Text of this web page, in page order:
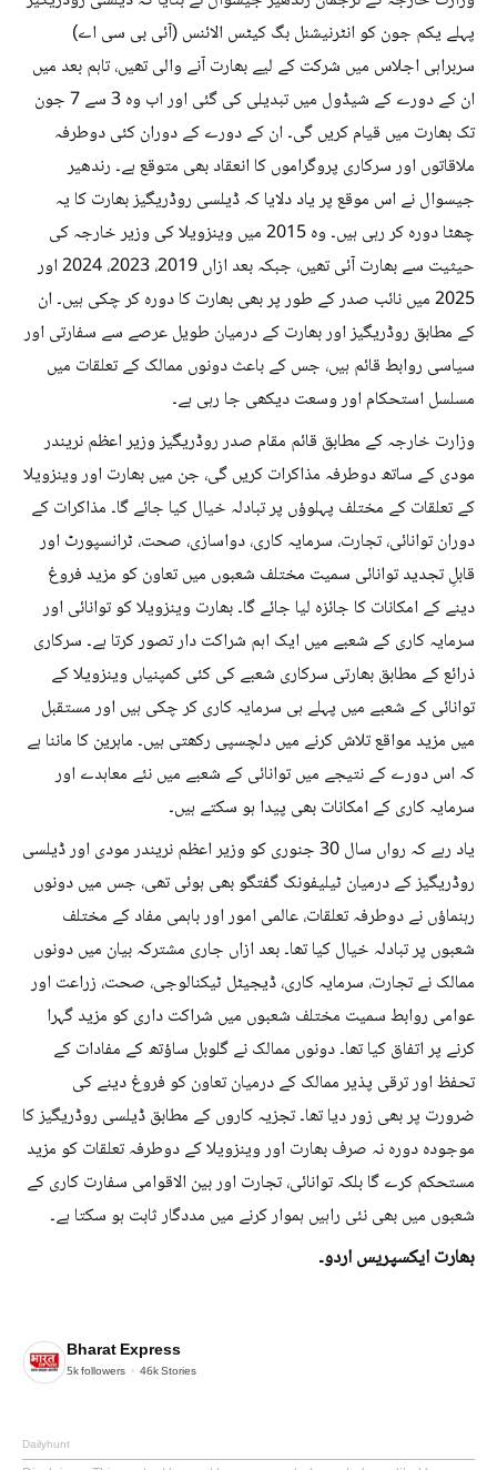
پہلے یکم جون کو انٹرنیشنل بگ کیٹس الائنس (آئی بی سی اے)
سربراہی اجلاس میں شرکت کے لیے بھارت آنے والی تھیں، تاہم بعد میں
ان کے دورے کے شیڈول میں تبدیلی کی گئی اور اب وہ 3 سے 7 جون
تک بھارت میں قیام کریں گی۔ ان کے دورے کے دوران کئی دوطرفہ
ملاقاتوں اور سرکاری پروگراموں کا انعقاد بھی متوقع ہے۔ رندھیر
جیسوال نے اس موقع پر یاد دلایا کہ ڈیلسی روڈریگیز بھارت کا یہ
چھٹا دورہ کر رہی ہیں۔ وہ 2015 میں وینزویلا کی وزیر خارجہ کی
حیثیت سے بھارت آئی تھیں، جبکہ بعد ازاں 2019، 2023، 2024 اور
2025 میں نائب صدر کے طور پر بھی بھارت کا دورہ کر چکی ہیں۔ ان
کے مطابق روڈریگیز اور بھارت کے درمیان طویل عرصے سے سفارتی اور
سیاسی روابط قائم ہیں، جس کے باعث دونوں ممالک کے تعلقات میں
مسلسل استحکام اور وسعت دیکھی جا رہی ہے۔
وزارت خارجہ کے مطابق قائم مقام صدر روڈریگیز وزیر اعظم نریندر
مودی کے ساتھ دوطرفہ مذاکرات کریں گی، جن میں بھارت اور وینزویلا
کے تعلقات کے مختلف پہلوؤں پر تبادلہ خیال کیا جائے گا۔ مذاکرات کے
دوران توانائی، تجارت، سرمایہ کاری، دواسازی، صحت، ٹرانسپورٹ اور
قابلِ تجدید توانائی سمیت مختلف شعبوں میں تعاون کو مزید فروغ
دینے کے امکانات کا جائزہ لیا جائے گا۔ بھارت وینزویلا کو توانائی اور
سرمایہ کاری کے شعبے میں ایک اہم شراکت دار تصور کرتا ہے۔ سرکاری
ذرائع کے مطابق بھارتی سرکاری شعبے کی کئی کمپنیاں وینزویلا کے
توانائی کے شعبے میں پہلے ہی سرمایہ کاری کر چکی ہیں اور مستقبل
میں مزید مواقع تلاش کرنے میں دلچسپی رکھتی ہیں۔ ماہرین کا ماننا ہے
کہ اس دورے کے نتیجے میں توانائی کے شعبے میں نئے معاہدے اور
سرمایہ کاری کے امکانات بھی پیدا ہو سکتے ہیں۔
یاد رہے کہ رواں سال 30 جنوری کو وزیر اعظم نریندر مودی اور ڈیلسی
روڈریگیز کے درمیان ٹیلیفونک گفتگو بھی ہوئی تھی، جس میں دونوں
رہنماؤں نے دوطرفہ تعلقات، عالمی امور اور باہمی مفاد کے مختلف
شعبوں پر تبادلہ خیال کیا تھا۔ بعد ازاں جاری مشترکہ بیان میں دونوں
ممالک نے تجارت، سرمایہ کاری، ڈیجیٹل ٹیکنالوجی، صحت، زراعت اور
عوامی روابط سمیت مختلف شعبوں میں شراکت داری کو مزید گہرا
کرنے پر اتفاق کیا تھا۔ دونوں ممالک نے گلوبل ساؤتھ کے مفادات کے
تحفظ اور ترقی پذیر ممالک کے درمیان تعاون کو فروغ دینے کی
ضرورت پر بھی زور دیا تھا۔ تجزیہ کاروں کے مطابق ڈیلسی روڈریگیز کا
موجودہ دورہ نہ صرف بھارت اور وینزویلا کے دوطرفہ تعلقات کو مزید
مستحکم کرے گا بلکہ توانائی، تجارت اور بین الاقوامی سفارت کاری کے
شعبوں میں بھی نئی راہیں ہموار کرنے میں مددگار ثابت ہو سکتا ہے۔
بھارت ایکسپریس اردو۔
Bharat Express
5kfollowers 46kStories
Dailyhunt